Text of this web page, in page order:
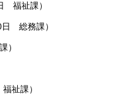
福祉課 ）
総務課 ）
）
福祉課 ）